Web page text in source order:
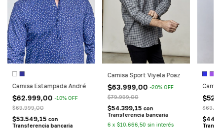
Camisa Estampada André
$62.999,00-10% OFF
$69.999,00
$53.549,15 con
Transferencia bancaria
Camisa Sport Viyela Poaz
$63.999,00-20% OFF
$79.999,00
$54.399,15 con
Transferencia bancaria
6 x $10.666,50 sin interés